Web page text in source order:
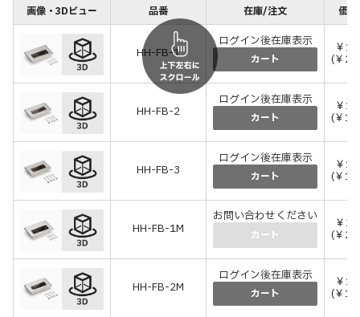
画像・3Dビュー 品番 在庫/注文 価
HH-FB-1
ログイン後在庫表示
カート
￥
(￥
HH-FB-2
ログイン後在庫表示
カート
￥
(￥
HH-FB-3
ログイン後在庫表示
カート
￥
(￥
HH-FB-1M
お問い合わせください
カート
￥
(￥
HH-FB-2M
ログイン後在庫表示
カート
￥
(￥